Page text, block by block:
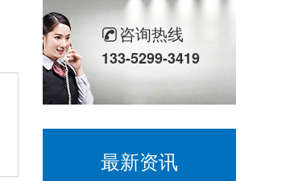
咨询热线
133-5299-3419
最新资讯